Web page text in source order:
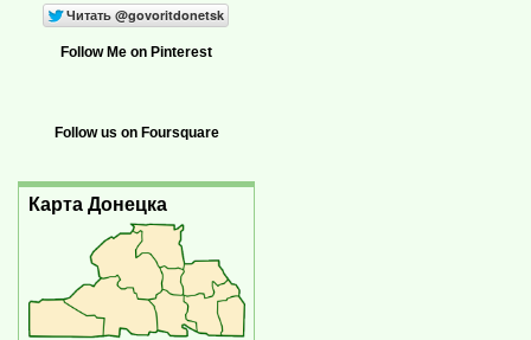
Follow Me on Pinterest
Follow us on Foursquare
Карта Донецка